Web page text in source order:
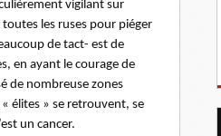
vigilant sur
les ruses pour piéger
de tact- est de
en ayant le courage de
de nombreuse zones
élites » se retrouvent, se
un cancer.